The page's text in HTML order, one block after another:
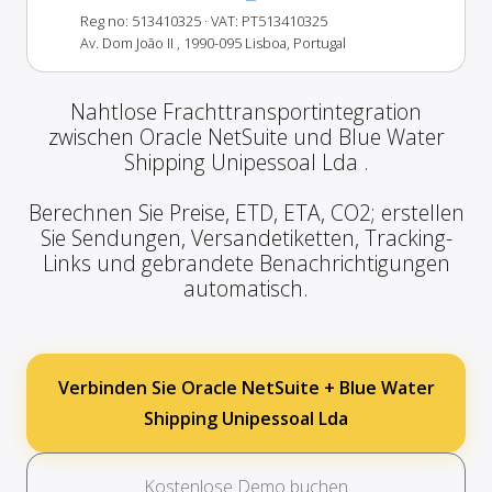
Reg no: 513410325 · VAT: PT513410325
Av. Dom João II , 1990-095 Lisboa, Portugal
Nahtlose Frachttransportintegration
zwischen Oracle NetSuite und Blue Water
Shipping Unipessoal Lda .
Berechnen Sie Preise, ETD, ETA, CO2; erstellen
Sie Sendungen, Versandetiketten, Tracking-
Links und gebrandete Benachrichtigungen
automatisch.
Verbinden Sie Oracle NetSuite + Blue Water
Shipping Unipessoal Lda
Kostenlose Demo buchen